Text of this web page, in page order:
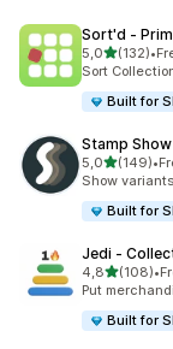
Sort'd ‑
5,0av 5(132)
Totalt 132 •
Sort
Built for
Stamp
5,0av 5(149)
Totalt 149 •
Show
Built for
Jedi ‑
4,8av 5(108)
Totalt 108 •
Put
Built for